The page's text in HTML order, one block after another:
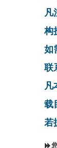
凡
构
如
联
凡
载
若